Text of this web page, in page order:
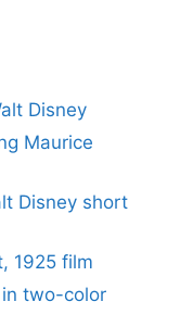
Disney
Maurice
Disney short
1925 film
two-color